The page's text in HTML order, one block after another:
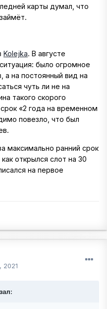
карты думал, что
Kolejka. В августе
было огромное
а на постоянный вид на
чуть ли не на
такого скорого
«2 года на временном
повезло, что был
максимально ранний срок
открылся слот на 30
на первое
2021